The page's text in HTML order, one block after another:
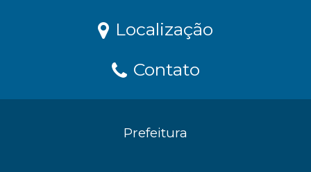
Localização
Contato
Prefeitura